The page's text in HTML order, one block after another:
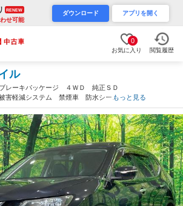
RENEW
せ可能
ダウンロード アプリを開く
0
お気に入り 閲覧履歴
ル
レーキパッケージ ４ＷＤ 純正ＳＤ
害軽減システム 禁煙車 防水シー
ビルトインＥＴＣ クルコン 純正
イト デュアルエアコン（香川県）
もっと見る